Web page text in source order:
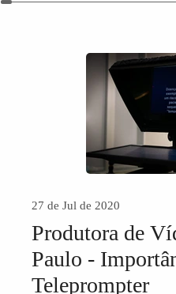
27 de Jul de 2020
Produtora de
Paulo -
Teleprompter